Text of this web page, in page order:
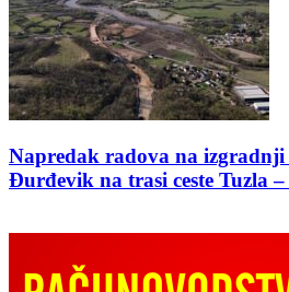
Napredak radova na
Đurđevik na trasi ceste Tuzla